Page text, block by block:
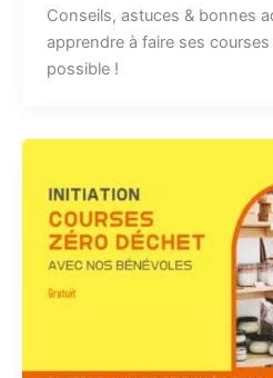
Conseils, astuces & bonnes
apprendre à faire ses
possible !